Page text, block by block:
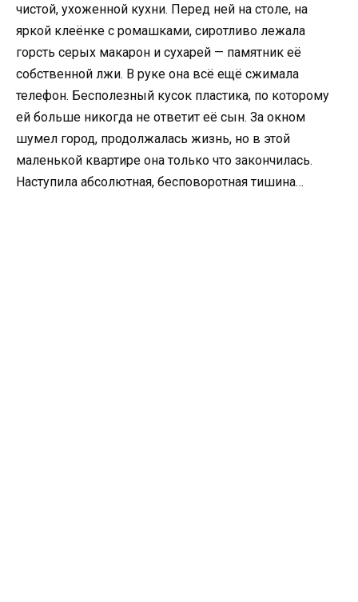
чистой, ухоженной кухни. Перед ней на столе, на
яркой клеёнке с ромашками, сиротливо лежала
горсть серых макарон и сухарей — памятник её
собственной лжи. В руке она всё ещё сжимала
телефон. Бесполезный кусок пластика, по которому
ей больше никогда не ответит её сын. За окном
шумел город, продолжалась жизнь, но в этой
маленькой квартире она только что закончилась.
Наступила абсолютная, бесповоротная тишина…